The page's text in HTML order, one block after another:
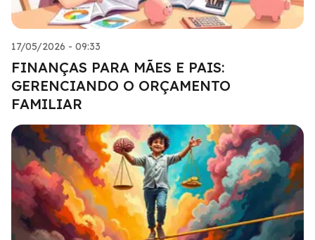
17/05/2026 - 09:33
FINANÇAS PARA MÃES E PAIS:
GERENCIANDO O ORÇAMENTO
FAMILIAR